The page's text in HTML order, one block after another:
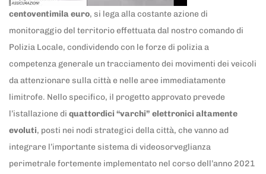
centoventimila euro, si lega alla costante azione di
monitoraggio del territorio effettuata dal nostro comando di
Polizia Locale, condividendo con le forze di polizia a
competenza generale un tracciamento dei movimenti dei veicoli
da attenzionare sulla città e nelle aree immediatamente
limitrofe. Nello specifico, il progetto approvato prevede
l’istallazione di quattordici “varchi” elettronici altamente
evoluti, posti nei nodi strategici della città, che vanno ad
integrare l’importante sistema di videosorveglianza
perimetrale fortemente implementato nel corso dell’anno 2021